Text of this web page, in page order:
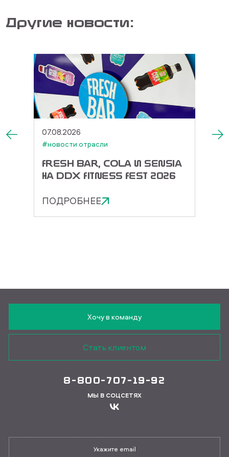
Другие новости:
07.08.2026
#новости отрасли
FRESH BAR, COLA И SENSIA
НА DDX FITNESS FEST 2026
ПОДРОБНЕЕ
Хочу в команду
Стать клиентом
8-800-707-19-92
МЫ В СОЦСЕТЯХ